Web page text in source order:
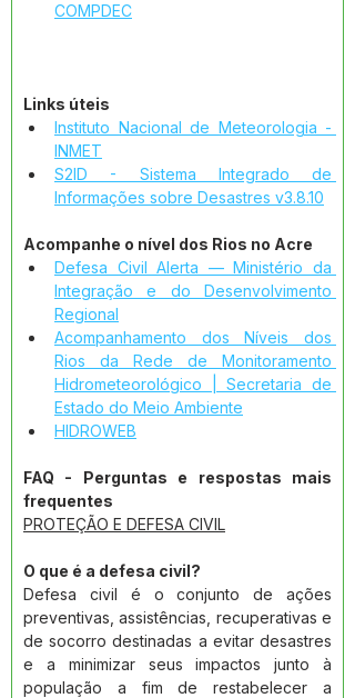
COMPDEC
Links úteis
Instituto Nacional de Meteorologia -
INMET
S2ID - Sistema Integrado de
Informações sobre Desastres v3.8.10
Acompanhe o nível dos Rios no Acre
Defesa Civil Alerta — Ministério da
Integração e do Desenvolvimento
Regional
Acompanhamento dos Níveis dos
Rios da Rede de Monitoramento
Hidrometeorológico | Secretaria de
Estado do Meio Ambiente
HIDROWEB
FAQ - Perguntas e respostas mais
frequentes
PROTEÇÃO E DEFESA CIVIL
O que é a defesa civil?
Defesa civil é o conjunto de ações
preventivas, assistências, recuperativas e
de socorro destinadas a evitar desastres
e a minimizar seus impactos junto à
população a fim de restabelecer a